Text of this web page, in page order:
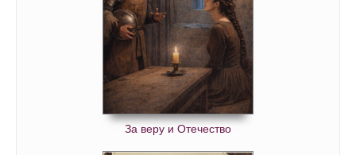
За веру и Отечество